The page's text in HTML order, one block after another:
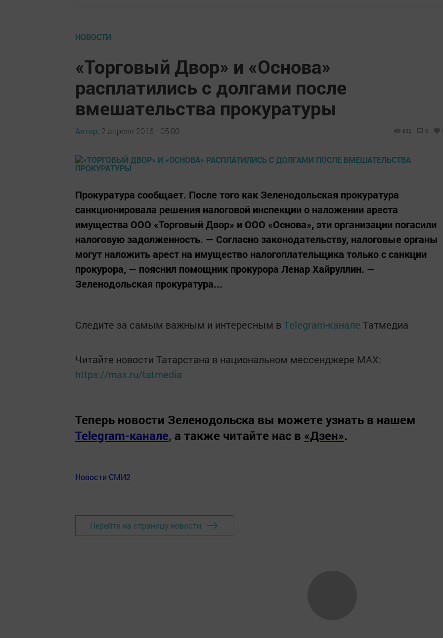
НОВОСТИ
«Торговый Двор» и «Основа»
расплатились с долгами после
вмешательства прокуратуры
Автор, 2 апреля 2016 - 05:00 932 0
Прокуратура сообщает. После того как Зеленодольская прокуратура
санкционировала решения налоговой инспекции о наложении ареста
имущества ООО «Торговый Двор» и ООО «Основа», эти организации погасили
налоговую задолженность. ― Согласно законодательству, налоговые органы
могут наложить арест на имущество налогоплательщика только с санкции
прокурора, ― пояснил помощник прокурора Ленар Хайруллин. ―
Зеленодольская прокуратура...
Следите за самым важным и интересным в Telegram-канале Татмедиа
Читайте новости Татарстана в национальном мессенджере MАХ:
https://max.ru/tatmedia
Теперь новости Зеленодольска вы можете узнать в нашем
Telegram-канале, а также читайте нас в «Дзен».
Новости СМИ2
Перейти на страницу новости